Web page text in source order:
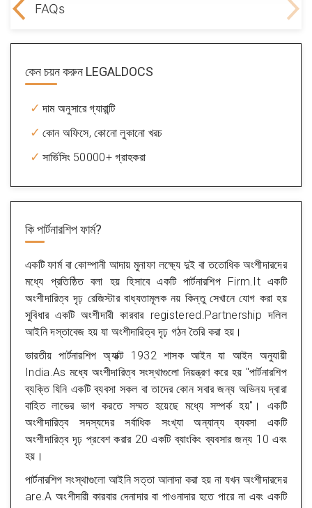
FAQs
কেন চয়ন করুন LEGALDOCS
দাম অনুসারে গ্যারান্টি
কোন অফিসে, কোনো লুকানো খরচ
সার্ভিসিং 50000+ গ্রাহকরা
কিপার্টনারশিপ ফার্ম?
একটি ফার্ম বা কোম্পানী আদায় মুনাফা লক্ষ্যে দুই বা ততোধিক অংশীদারদের
মধ্যে প্রতিষ্ঠিত বলা হয় হিসাবে একটি পার্টনারশিপ Firm.It একটি
অংশীদারিত্ব দৃঢ় রেজিস্টার বাধ্যতামূলক নয় কিন্তু সেখানে যোগ করা হয়
সুবিধার একটি অংশীদারী কারবার registered.Partnership দলিল
আইনি দস্তাবেজ হয় যা অংশীদারিত্ব দৃঢ় গঠন তৈরি করা হয়।
ভারতীয় পার্টনারশিপ অ্যাক্ট 1932 শাসক আইন যা আইন অনুযায়ী
India.As মধ্যে অংশীদারিত্ব সংস্থাগুলো নিয়ন্ত্রণ করে হয় "পার্টনারশিপ
ব্যক্তি যিনি একটি ব্যবসা সকল বা তাদের কোন সবার জন্য অভিনয় দ্বারা
বাহিত লাভের ভাগ করতে সম্মত হয়েছে মধ্যে সম্পর্ক হয়"। একটি
অংশীদারিত্ব সদস্যদের সর্বাধিক সংখ্যা অন্যান্য ব্যবসা একটি
অংশীদারিত্ব দৃঢ় প্রবেশ করার 20 একটি ব্যাংকিং ব্যবসার জন্য 10 এবং
হয়।
পার্টনারশিপ সংস্থাগুলো আইনি সত্তা আলাদা করা হয় না যখন অংশীদারদের
are.A অংশীদারী কারবার দেনাদার বা পাওনাদার হতে পারে না এবং একটি